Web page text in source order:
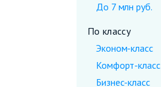
До 7 млн руб.
По классу
Эконом-класс
Комфорт-класс
Бизнес-класс